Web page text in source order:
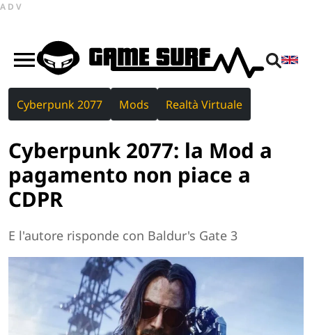
ADV
Cyberpunk 2077 Mods Realtà Virtuale
Cyberpunk 2077: la Mod a
pagamento non piace a
CDPR
E l'autore risponde con Baldur's Gate 3